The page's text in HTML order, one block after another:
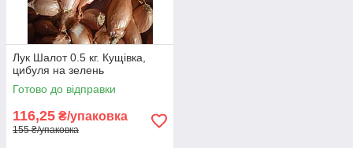
Лук Шалот 0.5 кг. Кущівка,
цибуля на зелень
Готово до відправки
116,25 ₴/упаковка
155 ₴/упаковка